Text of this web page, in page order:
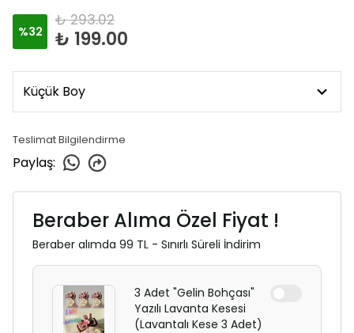
%32
₺ 293.02
₺ 199.00
Teslimat Bilgilendirme
Paylaş:
Beraber Alıma Özel Fiyat !
Beraber alımda 99 TL - Sınırlı Süreli İndirim
3 Adet "Gelin Bohçası"
Yazılı Lavanta Kesesi
(Lavantalı Kese 3 Adet)